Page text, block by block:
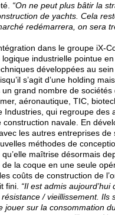
“On ne peut plus bâtir la
de yachts. Cela
redémarrera, on sera
dans le groupe iX-
logique industrielle pointue
développées au
s’agit d’une holding
grand nombre de
aéronautique, TIC,
Industries, qui regroupe des
construction navale. En
les autres entreprises
méthodes de
qu’elle maîtrise désormais
de la coque en une seule
coûts de construction de
fini. “Il est admis
/ vieillissement. Ils
jouer sur la consommation